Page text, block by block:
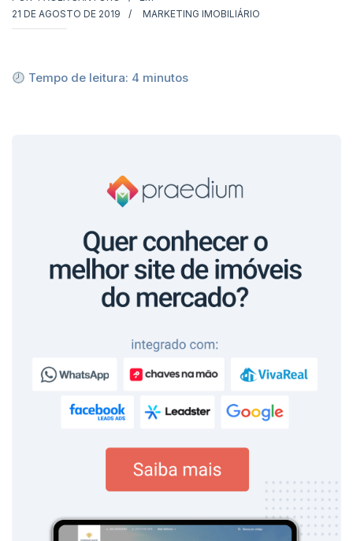
21 DE AGOSTO DE 2019
MARKETING IMOBILIÁRIO
Tempo de leitura: 4 minutos